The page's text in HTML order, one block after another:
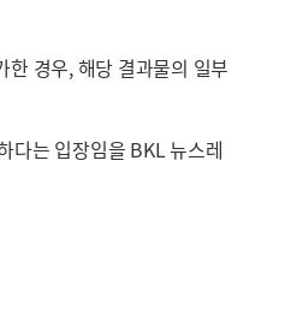
경우, 해당 결과물의 일부
다는 입장임을 BKL 뉴스레